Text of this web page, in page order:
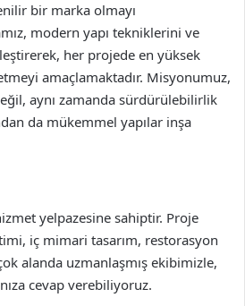
bir marka olmayı
modern yapı tekniklerini ve
her projede en yüksek
amaçlamaktadır. Misyonumuz,
aynı zamanda sürdürülebilirlik
da mükemmel yapılar inşa
yelpazesine sahiptir. Proje
iç mimari tasarım, restorasyon
alanda uzmanlaşmış ekibimizle,
cevap verebiliyoruz.